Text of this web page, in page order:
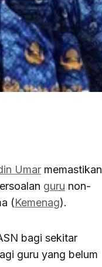
Umar memastikan
guru non-
(Kemenag).
bagi sekitar
guru yang belum